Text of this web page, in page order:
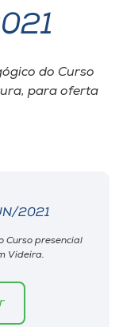
do Curso
para oferta
2021
Curso presencial
Videira.